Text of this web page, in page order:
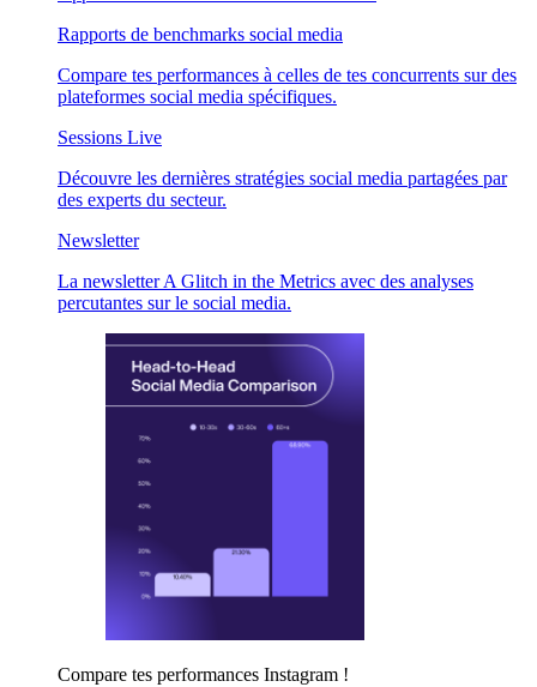
Rapports de benchmarks social media
Compare tes performances à celles de tes concurrents sur des
plateformes social media spécifiques.
Sessions Live
Découvre les dernières stratégies social media partagées par
des experts du secteur.
Newsletter
La newsletter A Glitch in the Metrics avec des analyses
percutantes sur le social media.
Compare tes performances Instagram !